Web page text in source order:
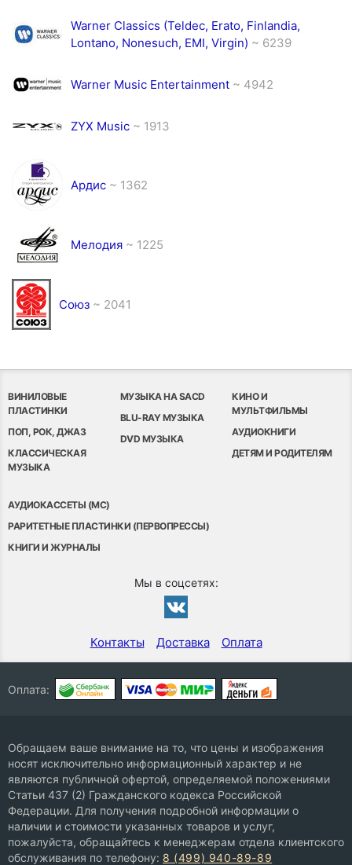
Warner Classics (Teldec, Erato, Finlandia,
Lontano, Nonesuch, EMI, Virgin) ~ 6239
Warner Music Entertainment ~ 4942
ZYX Music ~ 1913
Ардис ~ 1362
Мелодия ~ 1225
Союз ~ 2041
ВИНИЛОВЫЕ
ПЛАСТИНКИ
ПОП, РОК, ДЖАЗ
КЛАССИЧЕСКАЯ
МУЗЫКА
МУЗЫКА НА SACD
BLU-RAY МУЗЫКА
DVD МУЗЫКА
КИНО И
МУЛЬТФИЛЬМЫ
АУДИОКНИГИ
ДЕТЯМ И РОДИТЕЛЯМ
АУДИОКАССЕТЫ (MC)
РАРИТЕТНЫЕ ПЛАСТИНКИ (ПЕРВОПРЕССЫ)
КНИГИ И ЖУРНАЛЫ
Мы в соцсетях:
Контакты Доставка Оплата
Оплата:
Обращаем ваше внимание на то, что цены и изображения
носят исключительно информационный характер и не
являются публичной офертой, определяемой положениями
Статьи 437 (2) Гражданского кодекса Российской
Федерации. Для получения подробной информации о
наличии и стоимости указанных товаров и услуг,
пожалуйста, обращайтесь к менеджерам отдела клиентского
обслуживания по телефону: 8 (499) 940-89-89